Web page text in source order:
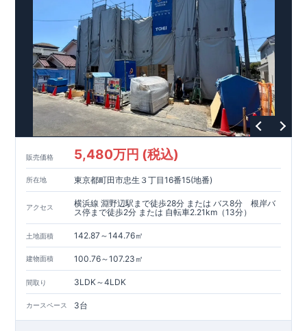
販売価格 5,480万円 (税込)
所在地 東京都町田市忠生３丁目16番15(地番)
アクセス
横浜線 淵野辺駅まで徒歩28分 または バス8分 根岸バ
ス停まで徒歩2分 または 自転車2.21km（13分）
土地面積 142.87～144.76㎡
建物面積 100.76～107.23㎡
間取り 3LDK～4LDK
カースペース 3台